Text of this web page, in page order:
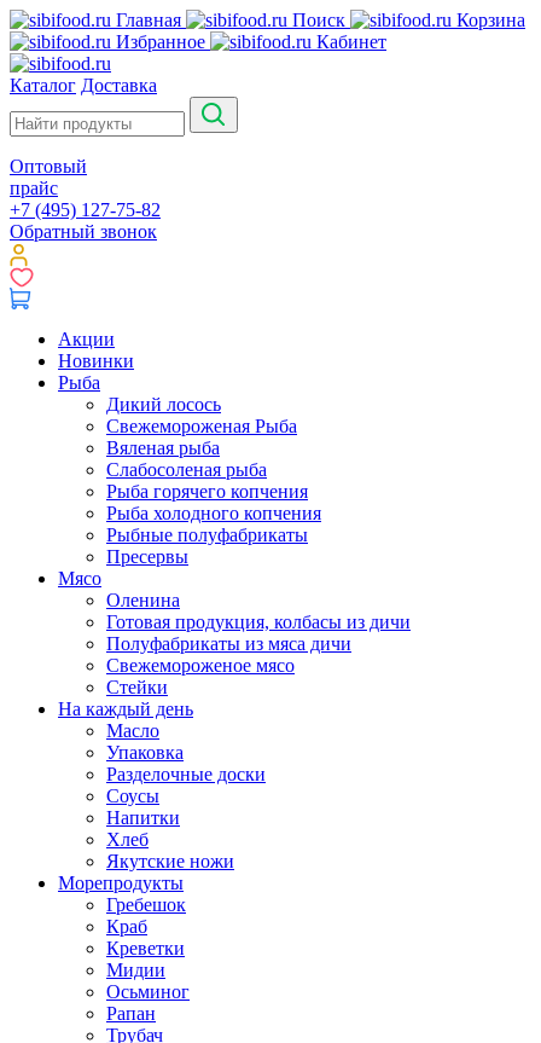
Главная Поиск
Корзина
Избранное
Кабинет
Каталог Доставка
Оптовый
прайс
+7 (495) 127-75-82
Обратный звонок
Акции
Новинки
Рыба
Дикий лосось
Свежемороженая Рыба
Вяленая рыба
Слабосоленая рыба
Рыба горячего копчения
Рыба холодного копчения
Рыбные полуфабрикаты
Пресервы
Мясо
Оленина
Готовая продукция, колбасы из дичи
Полуфабрикаты из мяса дичи
Свежемороженое мясо
Стейки
На каждый день
Масло
Упаковка
Разделочные доски
Соусы
Напитки
Хлеб
Якутские ножи
Морепродукты
Гребешок
Краб
Креветки
Мидии
Осьминог
Рапан
Трубач